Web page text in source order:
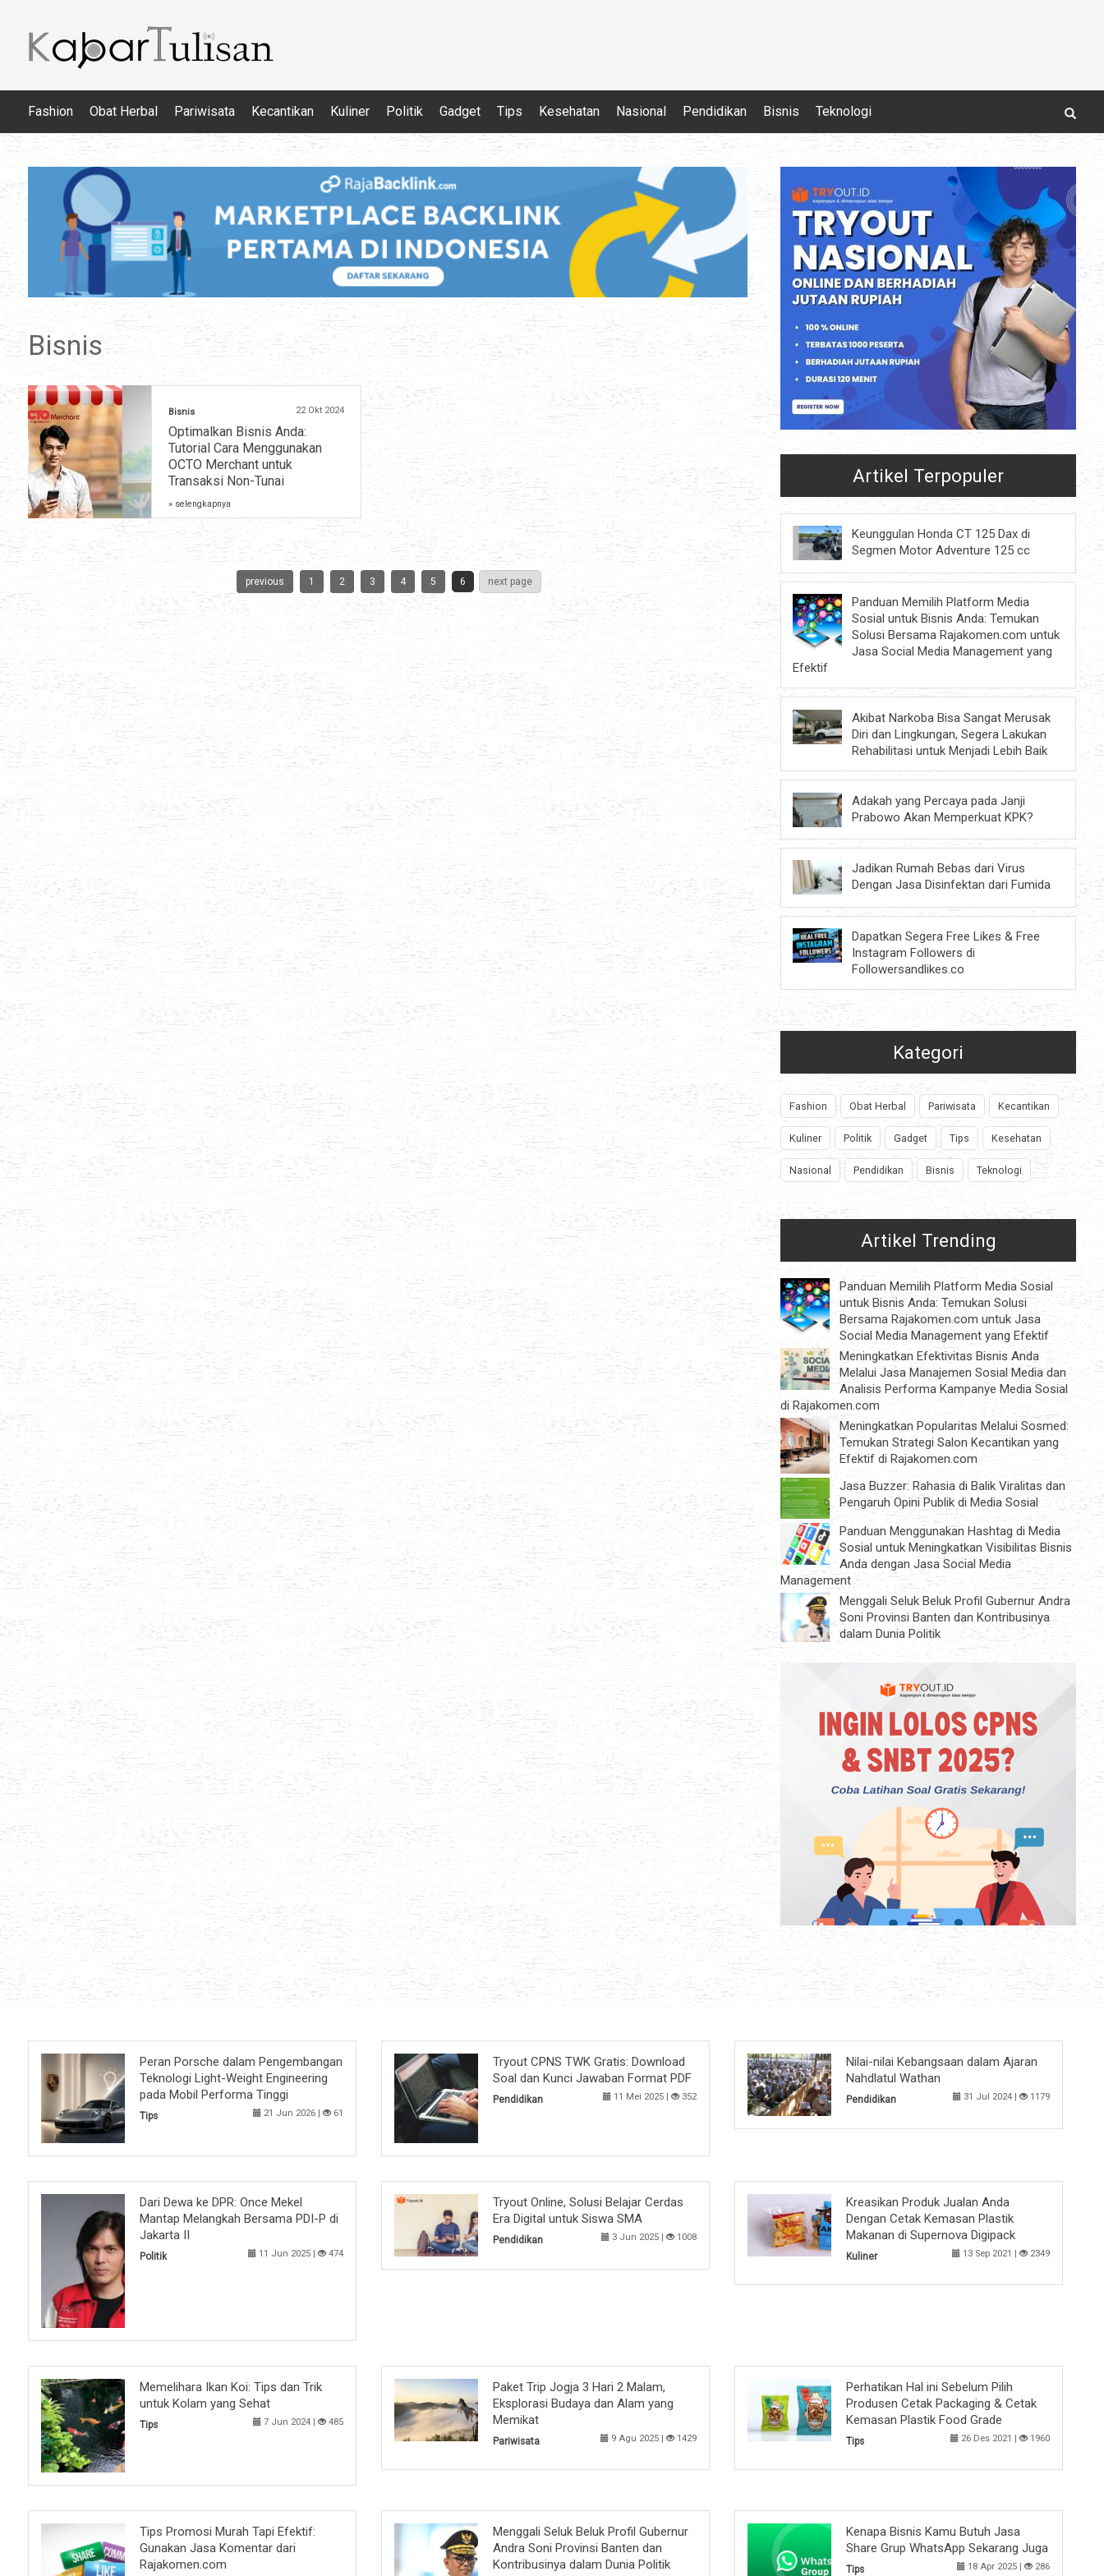
Fashion Obat Herbal Pariwisata Kecantikan Kuliner Politik Gadget Tips Kesehatan Nasional Pendidikan Bisnis Teknologi
Bisnis
Bisnis 22 Okt 2024
Optimalkan Bisnis Anda:
Tutorial Cara Menggunakan
OCTO Merchant untuk
Transaksi Non-Tunai
» selengkapnya
previous 1 2 3 4 5 6 next page
Artikel Terpopuler
Keunggulan Honda CT 125 Dax di
Segmen Motor Adventure 125 cc
Panduan Memilih Platform Media
Sosial untuk Bisnis Anda: Temukan
Solusi Bersama Rajakomen.com untuk
Jasa Social Media Management yang
Efektif
Akibat Narkoba Bisa Sangat Merusak
Diri dan Lingkungan, Segera Lakukan
Rehabilitasi untuk Menjadi Lebih Baik
Adakah yang Percaya pada Janji
Prabowo Akan Memperkuat KPK?
Jadikan Rumah Bebas dari Virus
Dengan Jasa Disinfektan dari Fumida
Dapatkan Segera Free Likes & Free
Instagram Followers di
Followersandlikes.co
Kategori
Fashion Obat Herbal Pariwisata Kecantikan
Kuliner Politik Gadget Tips Kesehatan
Nasional Pendidikan Bisnis Teknologi
Artikel Trending
Panduan Memilih Platform Media Sosial
untuk Bisnis Anda: Temukan Solusi
Bersama Rajakomen.com untuk Jasa
Social Media Management yang Efektif
Meningkatkan Efektivitas Bisnis Anda
Melalui Jasa Manajemen Sosial Media dan
Analisis Performa Kampanye Media Sosial
di Rajakomen.com
Meningkatkan Popularitas Melalui Sosmed:
Temukan Strategi Salon Kecantikan yang
Efektif di Rajakomen.com
Jasa Buzzer: Rahasia di Balik Viralitas dan
Pengaruh Opini Publik di Media Sosial
Panduan Menggunakan Hashtag di Media
Sosial untuk Meningkatkan Visibilitas Bisnis
Anda dengan Jasa Social Media
Management
Menggali Seluk Beluk Profil Gubernur Andra
Soni Provinsi Banten dan Kontribusinya
dalam Dunia Politik
Peran Porsche dalam Pengembangan
Teknologi Light-Weight Engineering
pada Mobil Performa Tinggi
Tips 21 Jun 2026 | 61
Tryout CPNS TWK Gratis: Download
Soal dan Kunci Jawaban Format PDF
Pendidikan 11 Mei 2025 | 352
Nilai-nilai Kebangsaan dalam Ajaran
Nahdlatul Wathan
Pendidikan 31 Jul 2024 | 1179
Dari Dewa ke DPR: Once Mekel
Mantap Melangkah Bersama PDI-P di
Jakarta II
Politik 11 Jun 2025 | 474
Tryout Online, Solusi Belajar Cerdas
Era Digital untuk Siswa SMA
Pendidikan 3 Jun 2025 | 1008
Kreasikan Produk Jualan Anda
Dengan Cetak Kemasan Plastik
Makanan di Supernova Digipack
Kuliner 13 Sep 2021 | 2349
Memelihara Ikan Koi: Tips dan Trik
untuk Kolam yang Sehat
Tips 7 Jun 2024 | 485
Paket Trip Jogja 3 Hari 2 Malam,
Eksplorasi Budaya dan Alam yang
Memikat
Pariwisata 9 Agu 2025 | 1429
Perhatikan Hal ini Sebelum Pilih
Produsen Cetak Packaging & Cetak
Kemasan Plastik Food Grade
Tips 26 Des 2021 | 1960
Tips Promosi Murah Tapi Efektif:
Gunakan Jasa Komentar dari
Rajakomen.com
Menggali Seluk Beluk Profil Gubernur
Andra Soni Provinsi Banten dan
Kontribusinya dalam Dunia Politik
Kenapa Bisnis Kamu Butuh Jasa
Share Grup WhatsApp Sekarang Juga
Tips 18 Apr 2025 | 286